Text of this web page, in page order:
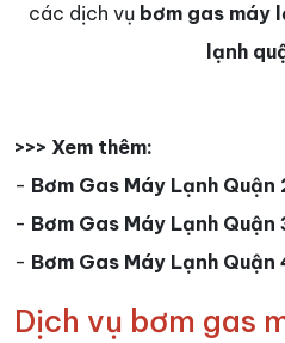
các dịch vụ bơm gas máy
lạnh
>>> Xem thêm:
- Bơm Gas Máy Lạnh Quận
- Bơm Gas Máy Lạnh Quận
- Bơm Gas Máy Lạnh Quận
Dịch vụ bơm gas